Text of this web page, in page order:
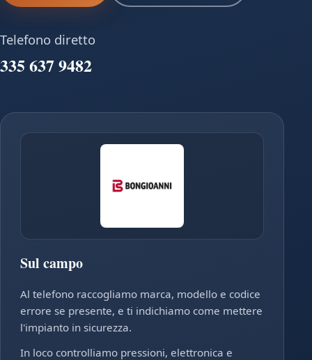
Telefono diretto
335 637 9482
Sul campo
Al telefono raccogliamo marca, modello e codice
errore se presente, e ti indichiamo come mettere
l'impianto in sicurezza.
In loco controlliamo pressioni, elettronica e